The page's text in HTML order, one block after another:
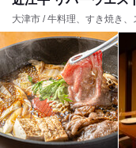
大津市 / 牛料理、すき焼き、